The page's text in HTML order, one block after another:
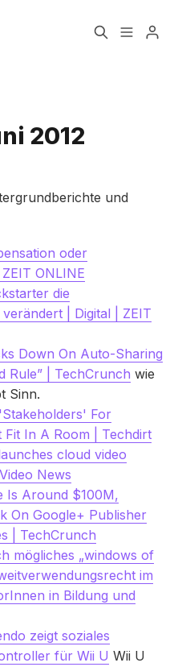
3 Zeichen ein
2012
und
oder
ONLINE
die
| Digital | ZEIT
Down On Auto-Sharing
Rule” | TechCrunch wie
Sinn.
For
In A Room | Techdirt
cloud video
News
Is Around $100M,
On Google+ Publisher
| TechCrunch
mögliches „windows of
im
in Bildung und
zeigt soziales
für Wii U Wii U